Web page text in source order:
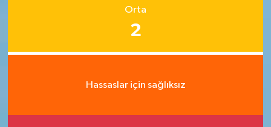
Orta
2
Hassaslar için sağlıksız